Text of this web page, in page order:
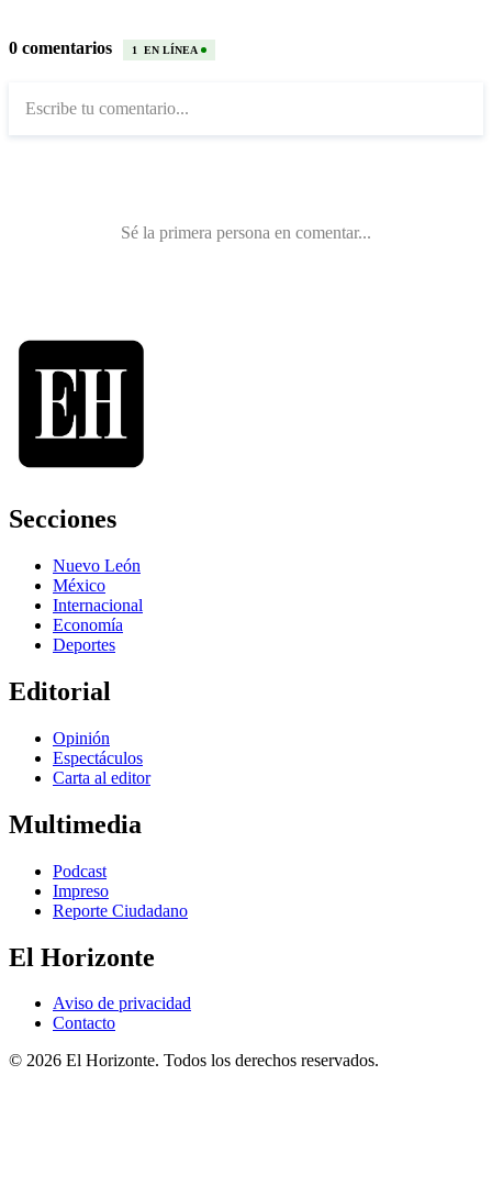
Secciones
Nuevo León
México
Internacional
Economía
Deportes
Editorial
Opinión
Espectáculos
Carta al editor
Multimedia
Podcast
Impreso
Reporte Ciudadano
El Horizonte
Aviso de privacidad
Contacto
© 2026 El Horizonte. Todos los derechos reservados.